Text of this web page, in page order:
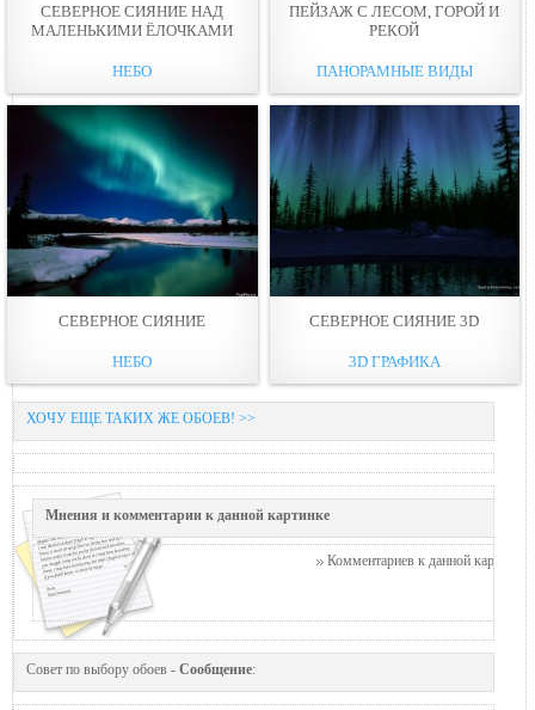
СЕВЕРНОЕ СИЯНИЕ НАД
МАЛЕНЬКИМИ ЁЛОЧКАМИ
НЕБО
ПЕЙЗАЖ С ЛЕСОМ, ГОPОЙ И
РЕКОЙ
ПАНОРАМНЫЕ ВИДЫ
СЕВЕРНОЕ СИЯНИЕ
НЕБО
СЕВЕРНОЕ СИЯНИЕ 3D
3D ГРАФИКА
ХОЧУ ЕЩЕ ТАКИХ ЖЕ ОБОЕВ! >>
Мнения и комментарии к данной картинке
Комментариев к данной картинке
Совет по выбору обоев - Сообщение: